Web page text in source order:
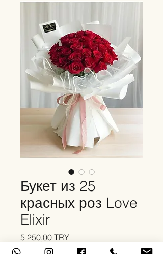
Букет из 25
красных роз Love
Elixir
5 250,00 TRYЦена